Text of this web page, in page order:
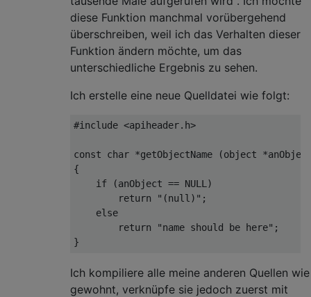
diese Funktion manchmal vorübergehend
überschreiben, weil ich das Verhalten dieser
Funktion ändern möchte, um das
unterschiedliche Ergebnis zu sehen.
Ich erstelle eine neue Quelldatei wie folgt:
#include <apiheader.h>
const char *getObjectName
(object
{
if (anObject == NULL )
return
"(null)" ;
else
return
"name should be here" ;
Ich kompiliere alle meine anderen Quellen wie
gewohnt, verknüpfe sie jedoch zuerst mit